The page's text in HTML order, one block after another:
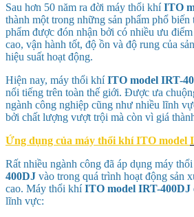
Sau hơn 50 năm ra đời máy thổi khíITO
thành một trong những sản phẩm phổ biến
phẩm được đón nhận bởi có nhiều ưu
cao, vận hành tốt, độ ồn và độ rung của
hiệu suất hoạt động.
Hiện nay, máy thổi khíITO model IRT-
nổi tiếng trên toàn thế giới. Được ưa
ngành công nghiệp cũng như nhiều lĩnh
bởi chất lượng vượt trội mà còn vì giá
Ứng dụng của máy thổi khí ITO model
Rất nhiều ngành công đã áp dụng máy
400DJ vào trong quá trình hoạt động sản
cao. Máy thổi khíITO model IRT-400DJ
lĩnh vực: